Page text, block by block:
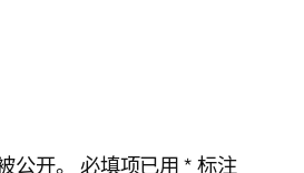
公开。 必填项已用*标注